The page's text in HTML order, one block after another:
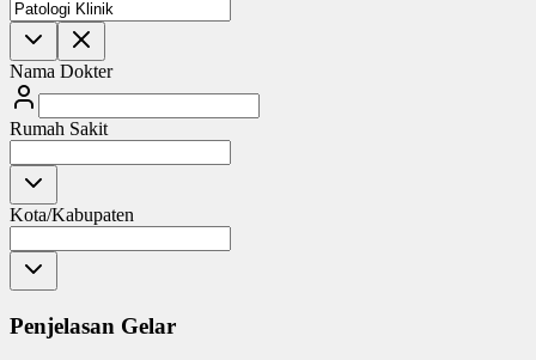
Nama Dokter
Rumah Sakit
Kota/Kabupaten
Penjelasan Gelar